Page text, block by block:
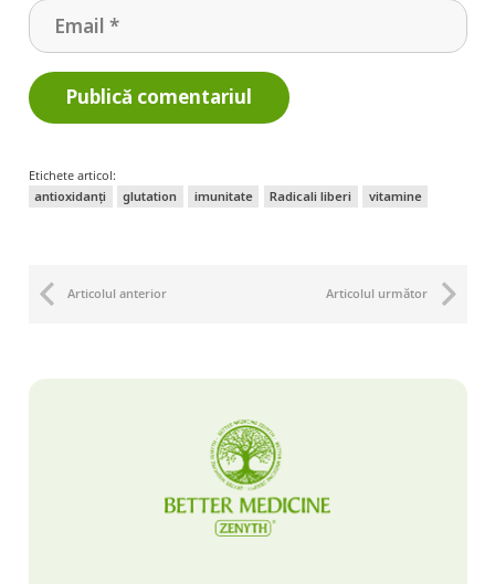
Publică comentariul
Etichete articol:
antioxidanți
glutation imunitate Radicali liberi vitamine
Articolul anterior Articolul următor